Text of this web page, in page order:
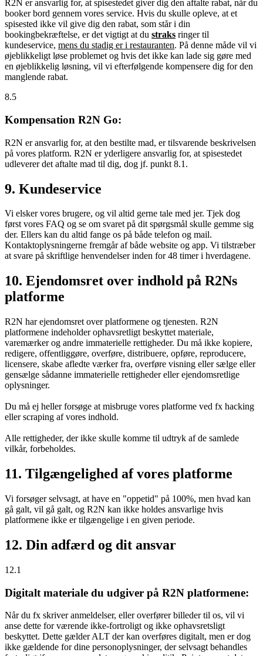
R2N er ansvarlig for, at spisestedet giver dig den aftalte rabat, når du
booker bord gennem vores service. Hvis du skulle opleve, at et
spisested ikke vil give dig den rabat, som står i din
bookingbekræftelse, er det vigtigt at du straks ringer til
kundeservice, mens du stadig er i restauranten. På denne måde vil vi
øjeblikkeligt løse problemet og hvis det ikke kan lade sig gøre med
en øjeblikkelig løsning, vil vi efterfølgende kompensere dig for den
manglende rabat.
8.5
Kompensation R2N Go:
R2N er ansvarlig for, at den bestilte mad, er tilsvarende beskrivelsen
på vores platform. R2N er yderligere ansvarlig for, at spisestedet
udleverer det aftalte mad til dig, dog jf. punkt 8.1.
9. Kundeservice
Vi elsker vores brugere, og vil altid gerne tale med jer. Tjek dog
først vores FAQ og se om svaret på dit spørgsmål skulle gemme sig
der. Ellers kan du altid fange os på både telefon og mail.
Kontaktoplysningerne fremgår af både website og app. Vi tilstræber
at svare på skriftlige henvendelser inden for 48 timer i hverdagene.
10. Ejendomsret over indhold på R2Ns
platforme
R2N har ejendomsret over platformene og tjenesten. R2N
platformene indeholder ophavsretligt beskyttet materiale,
varemærker og andre immaterielle rettigheder. Du må ikke kopiere,
redigere, offentliggøre, overføre, distribuere, opføre, reproducere,
licensere, skabe afledte værker fra, overføre visning eller sælge eller
gensælge sådanne immaterielle rettigheder eller ejendomsretlige
oplysninger.
Du må ej heller forsøge at misbruge vores platforme ved fx hacking
eller scraping af vores indhold.
Alle rettigheder, der ikke skulle komme til udtryk af de samlede
vilkår, forbeholdes.
11. Tilgængelighed af vores platforme
Vi forsøger selvsagt, at have en "oppetid" på 100%, men hvad kan
gå galt, vil gå galt, og R2N kan ikke holdes ansvarlige hvis
platformene ikke er tilgængelige i en given periode.
12. Din adfærd og dit ansvar
12.1
Digitalt materiale du udgiver på R2N platformene:
Når du fx skriver anmeldelser, eller overfører billeder til os, vil vi
anse dette for værende ikke-fortroligt og ikke ophavsretsligt
beskyttet. Dette gælder ALT der kan overføres digitalt, men er dog
ikke gældende for dine personoplysninger, der selvsagt behandles